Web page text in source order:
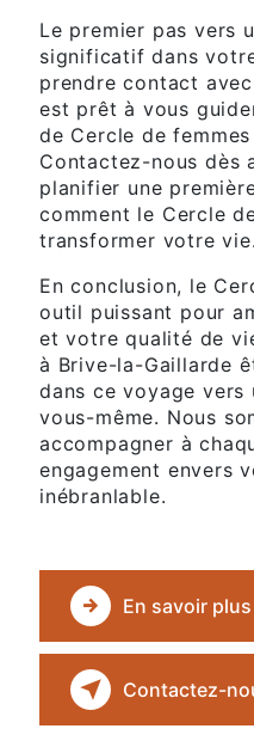
Le premier pas vers
significatif dans
prendre contact
est prêt à vous
de Cercle de
Contactez-nous dès
planifier une
comment le Cercle
transformer votre vie.
En conclusion, le
outil puissant pour
et votre qualité de
à Brive-la-Gaillarde
dans ce voyage vers
vous-même. Nous
accompagner à
engagement envers
inébranlable.
En savoir plus
Contactez-